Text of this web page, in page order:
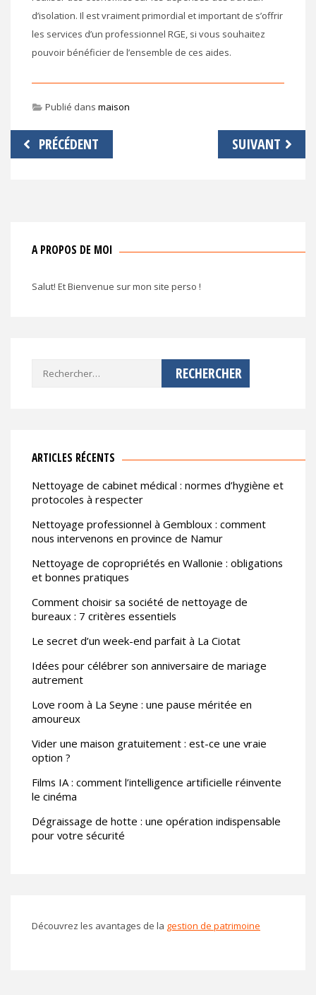
d’isolation. Il est vraiment primordial et important de s’offrir
les services d’un professionnel RGE, si vous souhaitez
pouvoir bénéficier de l’ensemble de ces aides.
Publié dans maison
Navigation
de
PRÉCÉDENT SUIVANT
A PROPOS DE MOI
Salut! Et Bienvenue sur mon site perso !
Rechercher :
ARTICLES RÉCENTS
Nettoyage de cabinet médical : normes d’hygiène et
protocoles à respecter
Nettoyage professionnel à Gembloux : comment
nous intervenons en province de Namur
Nettoyage de copropriétés en Wallonie : obligations
et bonnes pratiques
Comment choisir sa société de nettoyage de
bureaux : 7 critères essentiels
Le secret d’un week-end parfait à La Ciotat
Idées pour célébrer son anniversaire de mariage
autrement
Love room à La Seyne : une pause méritée en
amoureux
Vider une maison gratuitement : est-ce une vraie
option ?
Films IA : comment l’intelligence artificielle réinvente
le cinéma
Dégraissage de hotte : une opération indispensable
pour votre sécurité
Découvrez les avantages de la gestion de patrimoine